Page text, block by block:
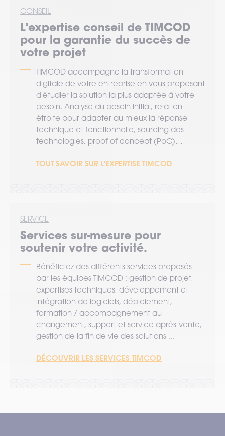
CONSEIL
L’expertise conseil de TIMCOD
pour la garantie du succès de
votre projet
TIMCOD accompagne la transformation
digitale de votre entreprise en vous proposant
d'étudier la solution la plus adaptée à votre
besoin. Analyse du besoin initial, relation
étroite pour adapter au mieux la réponse
technique et fonctionnelle, sourcing des
technologies, proof of concept (PoC)…
TOUT SAVOIR SUR L'EXPERTISE TIMCOD
SERVICE
Services sur-mesure pour
soutenir votre activité.
Bénéficiez des différents services proposés
par les équipes TIMCOD : gestion de projet,
expertises techniques, développement et
intégration de logiciels, déploiement,
formation / accompagnement au
changement, support et service après-vente,
gestion de la fin de vie des solutions ...
DÉCOUVRIR LES SERVICES TIMCOD